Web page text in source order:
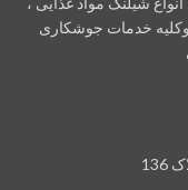
وکلیه خدمات جوشکاری